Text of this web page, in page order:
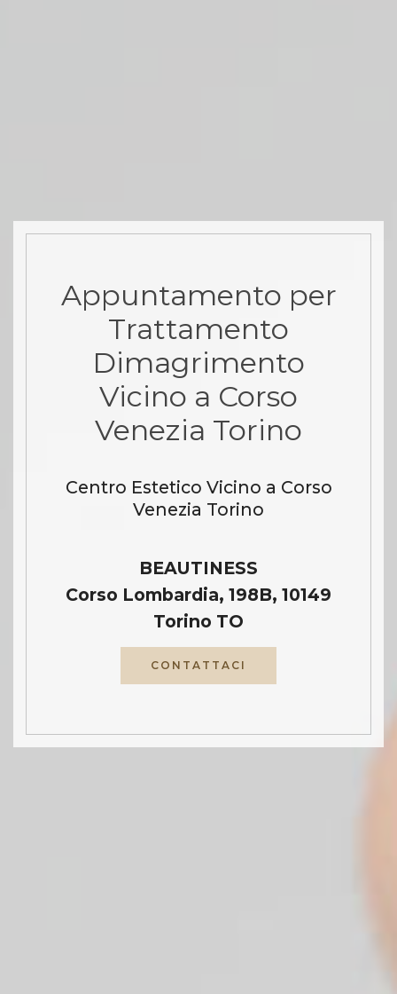
Appuntamento per
Trattamento
Dimagrimento
Vicino a Corso
Venezia Torino
Centro Estetico Vicino a Corso
Venezia Torino
BEAUTINESS
Corso Lombardia, 198B, 10149
Torino TO
CONTATTACI